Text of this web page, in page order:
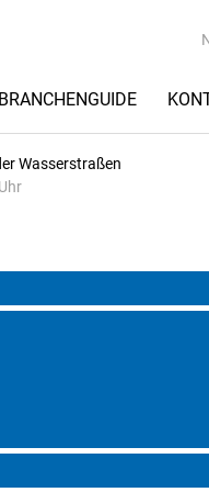
BRANCHENGUIDE
Wasserstraßen